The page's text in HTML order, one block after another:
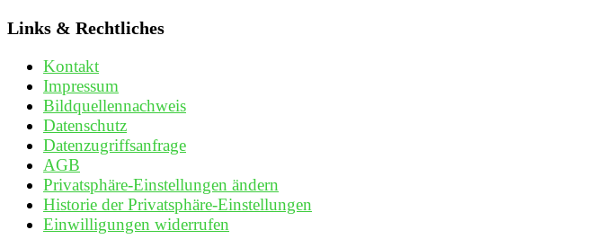
Links & Rechtliches
Kontakt
Impressum
Bildquellennachweis
Datenschutz
Datenzugriffsanfrage
AGB
Privatsphäre-Einstellungen ändern
Historie der Privatsphäre-Einstellungen
Einwilligungen widerrufen